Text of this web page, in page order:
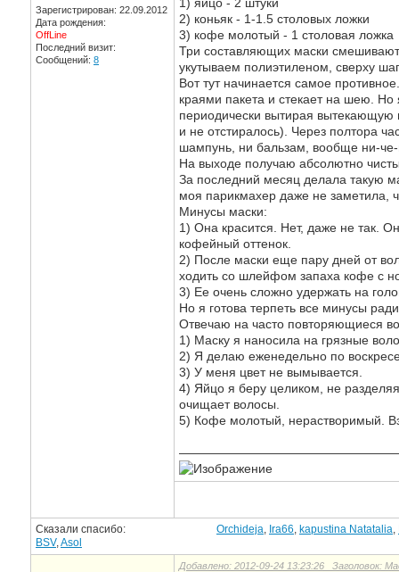
Зарегистрирован: 22.09.2012
Дата рождения:
OffLine
Последний визит:
Сообщений: 8
2) коньяк - 1-1.5 столовых ложки
3) кофе молотый - 1 столовая ложка
Три составляющих маски
укутываем полиэтиленом, сверху
Вот тут начинается самое
краями пакета и стекает на шею.
периодически вытирая
и не отстиралось). Через полтора
шампунь, ни бальзам, вообще ни-
На выходе получаю абсолютно
За последний месяц делала такую
моя парикмахер даже не заметила,
Минусы маски:
1) Она красится. Нет, даже не так.
кофейный оттенок.
2) После маски еще пару дней от
ходить со шлейфом запаха кофе с
3) Ее очень сложно удержать на
Но я готова терпеть все минусы
Отвечаю на часто повторяющиеся
1) Маску я наносила на грязные
2) Я делаю еженедельно по
3) У меня цвет не вымывается.
4) Яйцо я беру целиком, не
очищает волосы.
5) Кофе молотый, нерастворимый.
Сказали спасибо: Orchideja, Ira66, kapustina Natatalia,
BSV,Asol
Добавлено: 2012-09-24 13:23:26 Заголовок: